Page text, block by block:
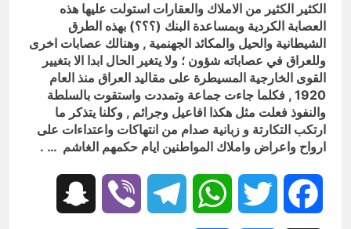
الكثير الكثير من الاملاك والعقارات استولت عليها هذه
العصابة الكردية وبمساعدة البنك (؟؟؟) بهذه الطرق
الشيطانية والحيل والمكائد الجهنمية , وهنالك عصابات اخرى
وللعراق في عصاباته شؤون ؛ ولا يتغير الحال ابدا الا بتغيير
القوى الخارجية المسيطرة على مقاليد العراق منذ العام
1920 , فكلما جاءت جماعة وتمددت واستقوت بالسلطة
والنفوذ فعلت مثل هكذا افاعيل وجرائم , وكلنا يتذكر ما
ارتكب التكارتة و زبانية صدام من انتهاكات واعتداءات على
ارواح واعراض واملاك المواطنين ايام حكمهم الغاشم … .
Facebook
Twitter
WhatsApp
Telegram
Viber